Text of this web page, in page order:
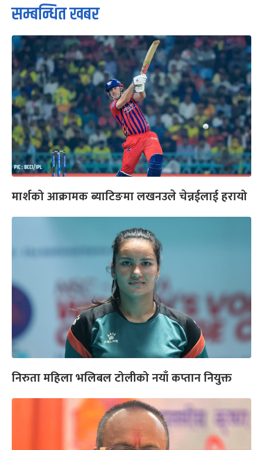
सम्बन्धित खबर
मार्शको आक्रामक ब्याटिङमा लखनउले चेन्नईलाई हरायो
निरुता महिला भलिबल टोलीको नयाँ कप्तान नियुक्त